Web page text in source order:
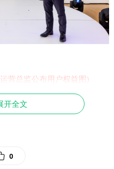
营总监公布用户权益图)
中国家庭用户首选
体会,分享自己和家人愉悦、
开全文
0